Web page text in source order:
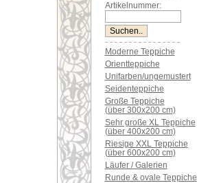
Artikelnummer:
Moderne Teppiche
Orientteppiche
Unifarben/ungemustert
Seidenteppiche
Große Teppiche
(über 300x200 cm)
Sehr große XL Teppiche
(über 400x200 cm)
Riesige XXL Teppiche
(über 600x200 cm)
Läufer / Galerien
Runde & ovale Teppiche